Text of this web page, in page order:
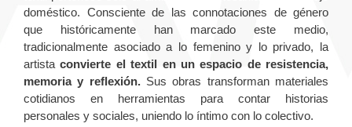
doméstico. Consciente de las connotaciones de género
que históricamente han marcado este medio,
tradicionalmente asociado a lo femenino y lo privado, la
artistaconvierte el textil en un espacio de resistencia,
memoria y reflexión. Sus obras transforman materiales
cotidianos en herramientas para contar historias
personales y sociales, uniendo lo íntimo con lo colectivo.